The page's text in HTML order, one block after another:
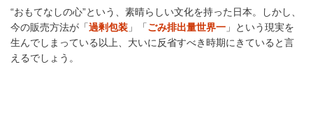
“おもてなしの心”という、素晴らしい文化を持った日本。しかし、
今の販売方法が「過剰包装 」「ごみ排出量世界一 」という現実を
生んでしまっている以上、大いに反省すべき時期にきていると言
えるでしょう。